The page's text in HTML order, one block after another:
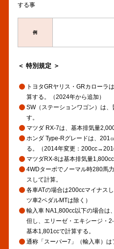
する事
例
＜ 特別規定 ＞
トヨタGRヤリス・GRカローラ
算する。（2024年から追加）
SW（ステーションワゴン）は
す。
マツダ RX-7は、基本排気量
ホンダ Type-Rグレードは、201
る。（2014年変更：
マツダRX-8は基本排気量1,800cc
4WDターボでノーマル時280馬
スして計算。
各車ATの場合は200ccマイナス
ツ車2ペダルMTは除く）
輸入車 NA1,800cc以下の場合は
但し、エリーゼ・エキシージ・
基本1,801ccで計算する。
通称「スーパー7」（輸入車）